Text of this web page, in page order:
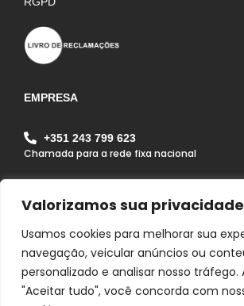
Valorizamos sua privacidade
Usamos cookies para melhorar sua
navegação, veicular anúncios ou
personalizado e analisar nosso tráfego.
"Aceitar tudo", você concorda com
EMPRESA
+351 243 799 623
Chamada para a rede fixa nacional
Rua Pousio do João Maria, Zona